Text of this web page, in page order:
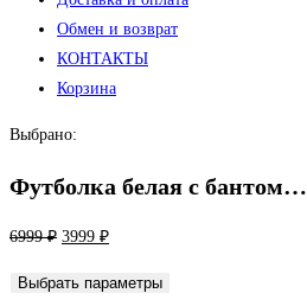
Обмен и возврат
КОНТАКТЫ
Корзина
Выбрано:
Футболка белая с бантом…
6999₽ Первоначальная
составляла
3999 ₽Текущая
3999 ₽.
Выбрать параметры